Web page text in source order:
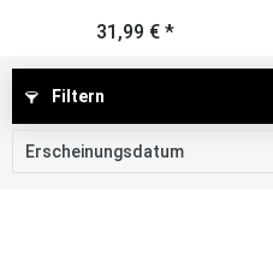
31,99 € *
Filtern